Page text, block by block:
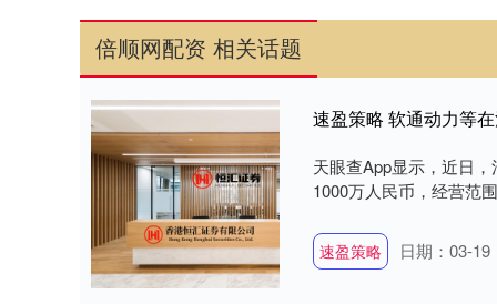
倍顺网配资 相关话题
速盈策略 软通动力等
天眼查App显示，近日
1000万人民币，经营范
速盈策略 日期：03-19